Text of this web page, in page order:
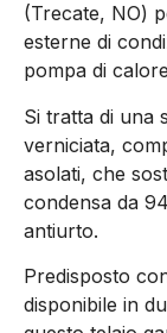
(Trecate, NO)
esterne di
pompa di
Si tratta di una
verniciata,
asolati, che
condensa da
antiurto.
Predisposto
disponibile in